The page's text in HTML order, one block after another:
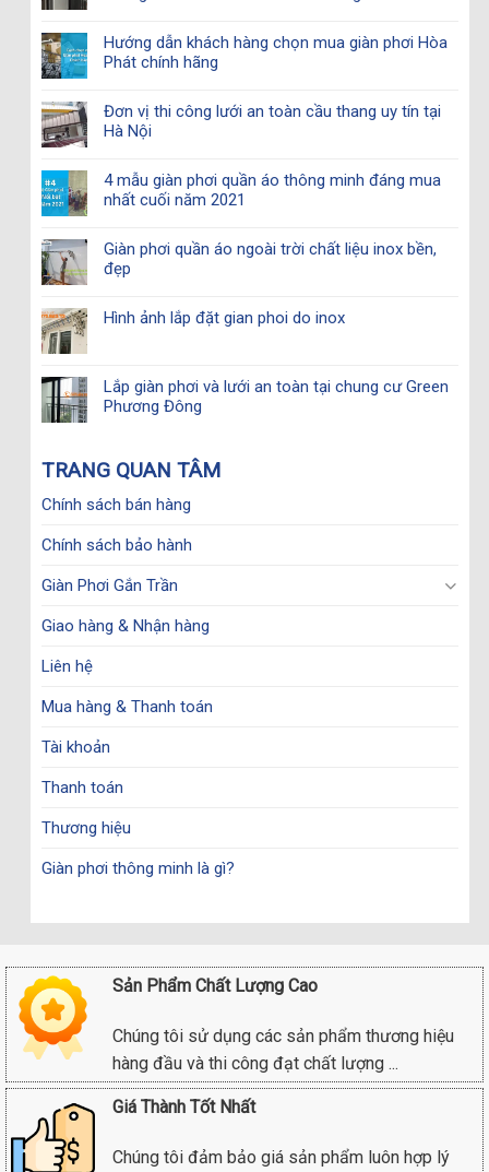
Hướng dẫn khách hàng chọn mua giàn phơi Hòa
Phát chính hãng
Đơn vị thi công lưới an toàn cầu thang uy tín tại
Hà Nội
4 mẫu giàn phơi quần áo thông minh đáng mua
nhất cuối năm 2021
Giàn phơi quần áo ngoài trời chất liệu inox bền,
đẹp
Hình ảnh lắp đặt gian phoi do inox
Lắp giàn phơi và lưới an toàn tại chung cư Green
Phương Đông
TRANG QUAN TÂM
Chính sách bán hàng
Chính sách bảo hành
Giàn Phơi Gắn Trần
Giao hàng & Nhận hàng
Liên hệ
Mua hàng & Thanh toán
Tài khoản
Thanh toán
Thương hiệu
Giàn phơi thông minh là gì?
Sản Phẩm Chất Lượng Cao
Chúng tôi sử dụng các sản phẩm thương hiệu
hàng đầu và thi công đạt chất lượng ...
Giá Thành Tốt Nhất
Chúng tôi đảm bảo giá sản phẩm luôn hợp lý